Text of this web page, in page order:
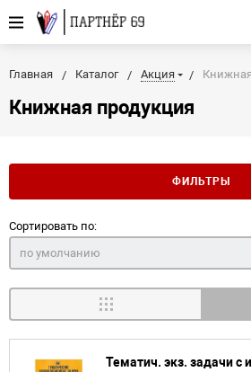
Главная Каталог Акция
Книжная продукция
ФИЛЬТРЫ
Сортировать по:
по умолчанию
Тематич. экз. задачи с